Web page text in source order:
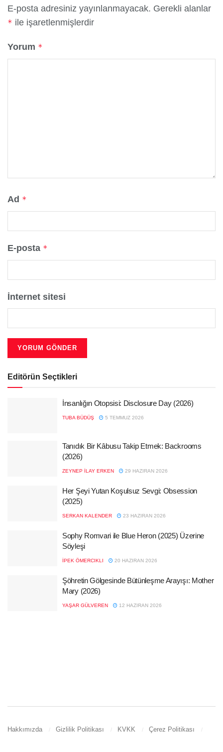
E-posta adresiniz yayınlanmayacak. Gerekli alanlar
* ile işaretlenmişlerdir
Yorum *
Ad *
E-posta *
İnternet sitesi
Editörün Seçtikleri
İnsanlığın Otopsisi: Disclosure Day (2026)
TUBA BÜDÜŞ 5 TEMMUZ 2026
Tanıdık Bir Kâbusu Takip Etmek: Backrooms
(2026)
ZEYNEP İLAY ERKEN 29 HAZIRAN 2026
Her Şeyi Yutan Koşulsuz Sevgi: Obsession
(2025)
SERKAN KALENDER 23 HAZIRAN 2026
Sophy Romvari ile Blue Heron (2025) Üzerine
Söyleşi
İPEK ÖMERCIKLI 20 HAZIRAN 2026
Şöhretin Gölgesinde Bütünleşme Arayışı: Mother
Mary (2026)
YAŞAR GÜLVEREN 12 HAZIRAN 2026
Hakkımızda Gizlilik Politikası KVKK
Çerez Politikası